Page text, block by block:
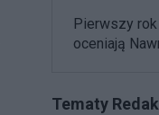
Pierwszy
oceniają
Tematy